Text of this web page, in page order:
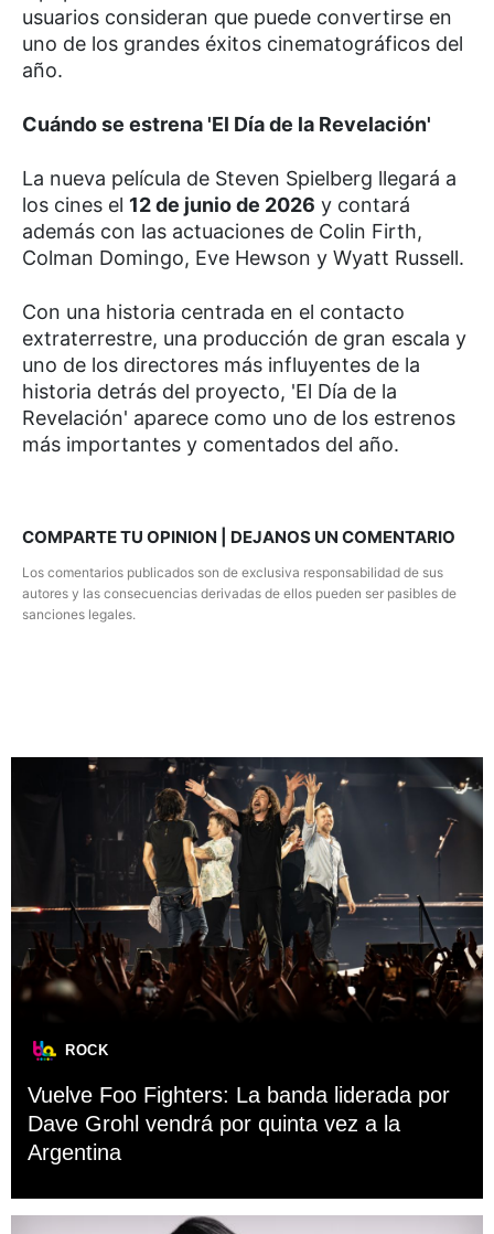
usuarios consideran que puede convertirse en
uno de los grandes éxitos cinematográficos del
año.
Cuándo se estrena 'El Día de la Revelación'
La nueva película de Steven Spielberg llegará a
los cines el 12 de junio de 2026 y contará
además con las actuaciones de Colin Firth,
Colman Domingo, Eve Hewson y Wyatt Russell.
Con una historia centrada en el contacto
extraterrestre, una producción de gran escala y
uno de los directores más influyentes de la
historia detrás del proyecto, 'El Día de la
Revelación' aparece como uno de los estrenos
más importantes y comentados del año.
COMPARTE TU OPINION | DEJANOS UN COMENTARIO
Los comentarios publicados son de exclusiva responsabilidad de sus
autores y las consecuencias derivadas de ellos pueden ser pasibles de
sanciones legales.
ROCK
Vuelve Foo Fighters: La banda liderada por
Dave Grohl vendrá por quinta vez a la
Argentina